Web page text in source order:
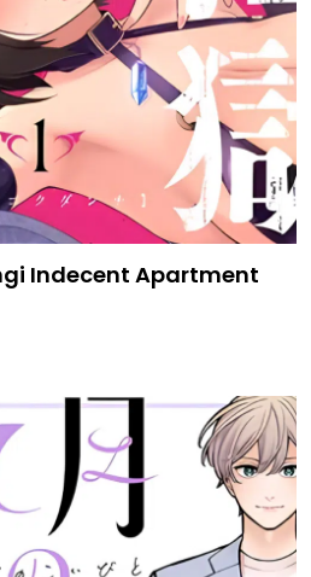
Indecent Apartment